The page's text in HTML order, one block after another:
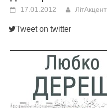
17.01.2012 ЛітАкцент
Tweet on twitter